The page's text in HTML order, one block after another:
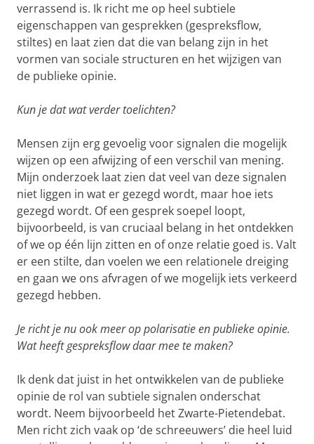
verrassend is. Ik richt me op heel subtiele
eigenschappen van gesprekken (gespreksflow,
stiltes) en laat zien dat die van belang zijn in het
vormen van sociale structuren en het wijzigen van
de publieke opinie.
Kun je dat wat verder toelichten?
Mensen zijn erg gevoelig voor signalen die mogelijk
wijzen op een afwijzing of een verschil van mening.
Mijn onderzoek laat zien dat veel van deze signalen
niet liggen in wat er gezegd wordt, maar hoe iets
gezegd wordt. Of een gesprek soepel loopt,
bijvoorbeeld, is van cruciaal belang in het ontdekken
of we op één lijn zitten en of onze relatie goed is. Valt
er een stilte, dan voelen we een relationele dreiging
en gaan we ons afvragen of we mogelijk iets verkeerd
gezegd hebben.
Je richt je nu ook meer op polarisatie en publieke opinie.
Wat heeft gespreksflow daar mee te maken?
Ik denk dat juist in het ontwikkelen van de publieke
opinie de rol van subtiele signalen onderschat
wordt. Neem bijvoorbeeld het Zwarte-Pietendebat.
Men richt zich vaak op ‘de schreeuwers’ die heel luid